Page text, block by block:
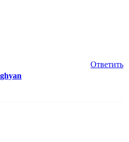
Ответить